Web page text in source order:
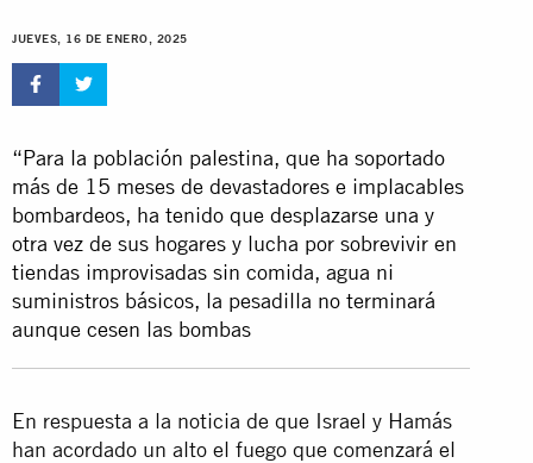
POR EL GENOCIDIO ISRAELÍ
EN GAZA
JUEVES, 16 DE ENERO, 2025
“Para la población palestina, que ha soportado
más de 15 meses de devastadores e implacables
bombardeos, ha tenido que desplazarse una y
otra vez de sus hogares y lucha por sobrevivir en
tiendas improvisadas sin comida, agua ni
suministros básicos, la pesadilla no terminará
aunque cesen las bombas
En respuesta a la noticia de que Israel y Hamás
han acordado un alto el fuego que comenzará el